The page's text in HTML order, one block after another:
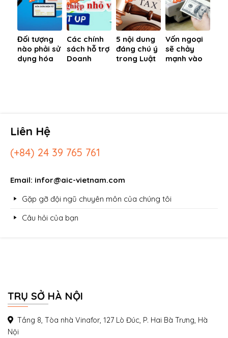
Đối tượng
nào phải sử
dụng hóa
Các chính
sách hỗ trợ
Doanh
5 nội dung
đáng chú ý
trong Luật
Vốn ngoại
sẽ chảy
mạnh vào
Liên Hệ
(+84) 24 39 765 761
Email: infor@aic-vietnam.com
Gặp gỡ đội ngũ chuyên môn của chúng tôi
Câu hỏi của bạn
TRỤ SỞ HÀ NỘI
Tầng 8, Tòa nhà Vinafor, 127 Lò Đúc, P. Hai Bà Trưng, Hà
Nội